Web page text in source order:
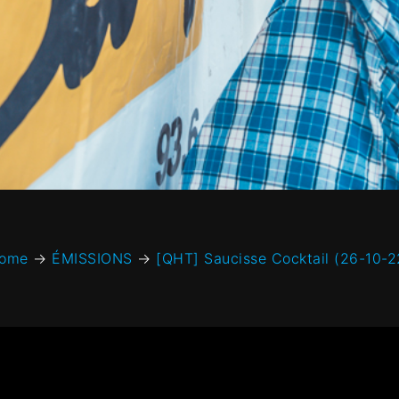
→ ÉMISSIONS → [QHT] Saucisse Cocktail (26-10-